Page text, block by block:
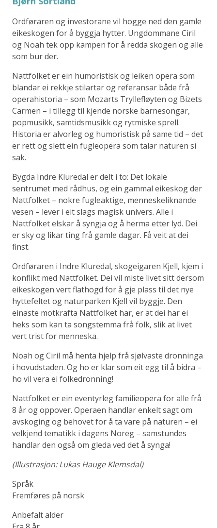
Ordføraren og investorane vil hogge ned den gamle
eikeskogen for å byggja hytter. Ungdommane Ciril
og Noah tek opp kampen for å redda skogen og alle
som bur der.
Nattfolket er ein humoristisk og leiken opera som
blandar ei rekkje stilartar og referansar både frå
operahistoria – som Mozarts Tryllefløyten og Bizets
Carmen – i tillegg til kjende norske barnesongar,
popmusikk, samtidsmusikk og rytmiske sprell.
Historia er alvorleg og humoristisk på same tid – det
er rett og slett ein fugleopera som talar naturen si
sak.
Bygda Indre Kluredal er delt i to: Det lokale
sentrumet med rådhus, og ein gammal eikeskog der
Nattfolket – nokre fugleaktige, menneskeliknande
vesen – lever i eit slags magisk univers. Alle i
Nattfolket elskar å syngja og å herma etter lyd. Dei
er sky og likar ting frå gamle dagar. Få veit at dei
finst.
Ordføraren i Indre Kluredal, skogeigaren Kjell, kjem i
konflikt med Nattfolket. Dei vil miste livet sitt dersom
eikeskogen vert flathogd for å gje plass til det nye
hyttefeltet og naturparken Kjell vil byggje. Den
einaste motkrafta Nattfolket har, er at dei har ei
heks som kan ta songstemma frå folk, slik at livet
vert trist for menneska.
Noah og Ciril må henta hjelp frå sjølvaste dronninga
i hovudstaden. Og ho er klar som eit egg til å bidra –
ho vil vera ei folkedronning!
Nattfolket er ein eventyrleg familieopera for alle frå
8 år og oppover. Operaen handlar enkelt sagt om
avskoging og behovet for å ta vare på naturen – ei
velkjend tematikk i dagens Noreg – samstundes
handlar den også om gleda ved det å synga!
(Illustrasjon: Lukas Hauge Klemsdal)
Språk
Fremføres på norsk
Anbefalt alder